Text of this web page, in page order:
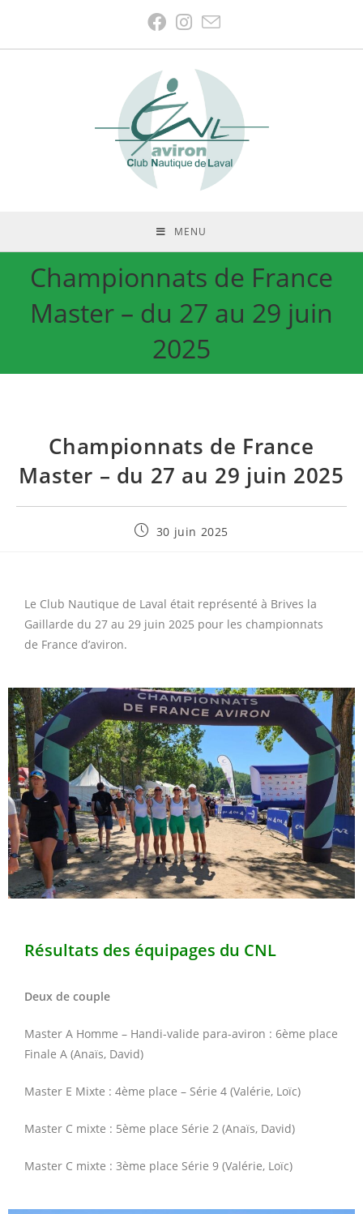
MENU
Championnats de France
Master – du 27 au 29 juin
2025
Championnats de France
Master – du 27 au 29 juin 2025
30 juin 2025
Le Club Nautique de Laval était représenté à Brives la
Gaillarde du 27 au 29 juin 2025 pour les championnats
de France d’aviron.
Résultats des équipages du CNL
Deux de couple
Master A Homme – Handi-valide para-aviron : 6ème place
Finale A (Anaïs, David)
Master E Mixte : 4ème place – Série 4 (Valérie, Loïc)
Master C mixte : 5ème place Série 2 (Anaïs, David)
Master C mixte : 3ème place Série 9 (Valérie, Loïc)